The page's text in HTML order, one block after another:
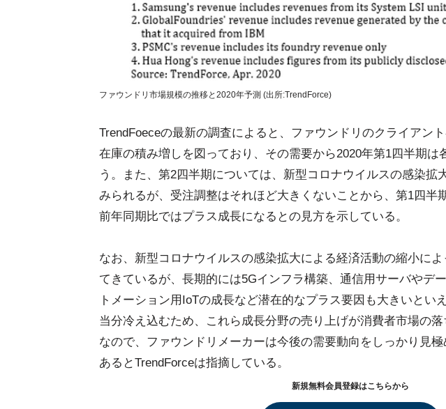
ファウンドリ市場規模の推移と2020年予測 (出所:TrendForce)
TrendFoeceの最新の調査によると、ファウンドリのクライアン
在庫の積み増しを図っており、その需要から2020年第1四半期は
う。また、第2四半期については、新型コロナウイルスの感染拡
みられるが、受注調整はそれほど大きくないことから、第1四半
前年同期比ではプラス成長になるとの見方を示している。
なお、新型コロナウイルスの感染拡大による経済活動の縮小に
てきているが、長期的には5Gインフラ構築、通信用サーバやデ
トメーション用IoTの成長など潜在的なプラス要因も大きいとい
当分冷え込むため、これら成長分野の売り上げが消費者市場の
なので、ファウンドリメーカーは今後の需要動向をしっかり見
あるとTrendForceは指摘している。
新規無料会員登録はこちらから